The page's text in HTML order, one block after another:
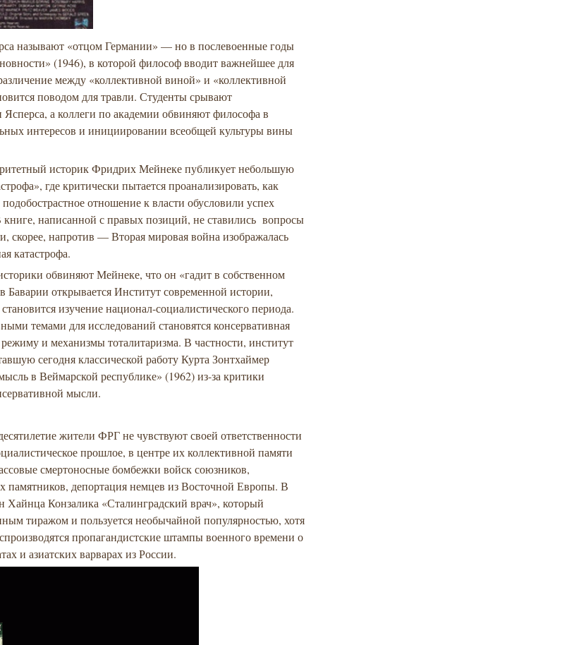
называют «отцом Германии» — но в послевоенные годы
(1946), в которой философ вводит важнейшее для
между «коллективной виной» и «коллективной
поводом для травли. Студенты срывают
Ясперса, а коллеги по академии обвиняют философа в
интересов и инициировании всеобщей культуры вины
историк Фридрих Мейнеке публикует небольшую
где критически пытается проанализировать, как
отношение к власти обусловили успех
написанной с правых позиций, не ставились вопросы
скорее, напротив — Вторая мировая война изображалась
катастрофа.
обвиняют Мейнеке, что он «гадит в собственном
Баварии открывается Институт современной истории,
изучение национал-социалистического периода.
темами для исследований становятся консервативная
и механизмы тоталитаризма. В частности, институт
сегодня классической работу Курта Зонтхаймер
в Веймарской республике» (1962) из-за критики
мысли.
жители ФРГ не чувствуют своей ответственности
прошлое, в центре их коллективной памяти
смертоносные бомбежки войск союзников,
памятников, депортация немцев из Восточной Европы. В
Хайнца Конзалика «Сталинградский врач», который
тиражом и пользуется необычайной популярностью, хотя
пропагандистские штампы военного времени о
и азиатских варварах из России.